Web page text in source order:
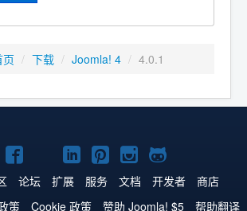
页 / 下载 / Joomla! 4 / 4.0.1
Facebook
主
页
YouTube
主
页
LinkedIn
主
页
Pinterest
主
页
Instagram
主
页
GitHub
主
页
论坛 扩展 服务 文档 开发者
商店
策 Cookie 政策 赞助 Joomla! $5 帮助翻译